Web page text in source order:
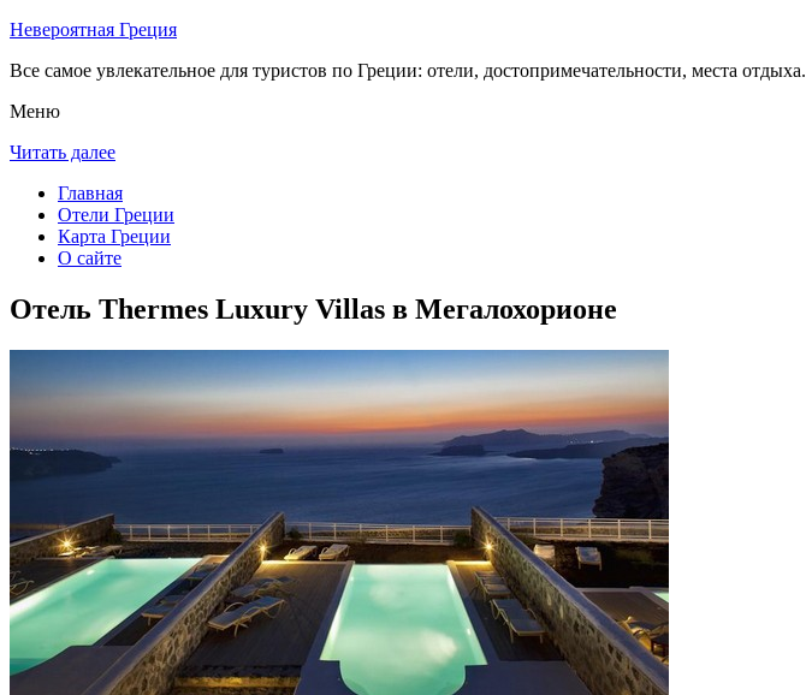
Невероятная Греция
Все самое увлекательное для туристов по Греции: отели, достопримечательности, места отдыха.
Меню
Читать далее
Главная
Отели Греции
Карта Греции
О сайте
Отель Thermes Luxury Villas в Мегалохорионе